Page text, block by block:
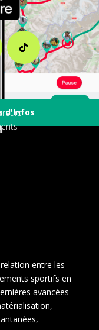
d'Infos
entre les
sportifs en
avancées